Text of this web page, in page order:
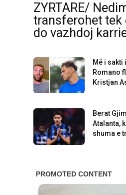
ZYRTARE/
transferohet tek
do vazhdoj
Më i
Romano
Kristjan
Berat
Atalanta,
shuma e